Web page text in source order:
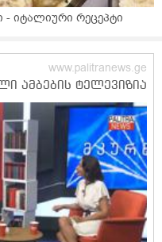
- იტალიური რეცეპტი